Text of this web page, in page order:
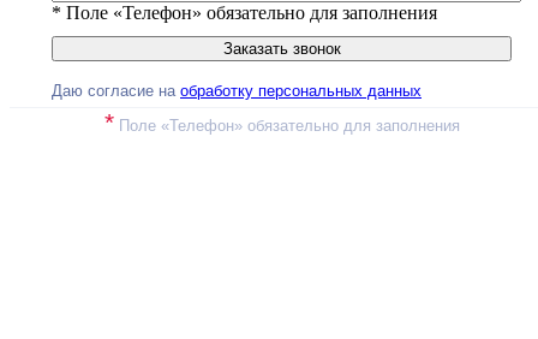
* Поле «Телефон» обязательно для заполнения
Даю согласие на обработку персональных данных
*Поле «Телефон» обязательно для заполнения